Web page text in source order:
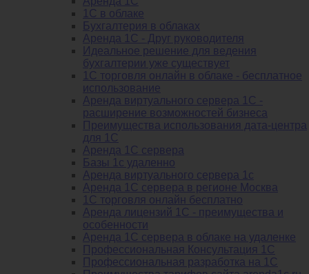
1С в облаке
Бухгалтерия в облаках
Аренда 1С - Друг руководителя
Идеальное решение для ведения
бухгалтерии уже существует
1С торговля онлайн в облаке - бесплатное
использование
Аренда виртуального сервера 1С -
расширение возможностей бизнеса
Преимущества использования дата-центра
для 1С
Аренда 1С сервера
Базы 1с удаленно
Аренда виртуального сервера 1с
Аренда 1С сервера в регионе Москва
1С торговля онлайн бесплатно
Аренда лицензий 1С - преимущества и
особенности
Аренда 1С сервера в облаке на удаленке
Профессиональная Консультация 1С
Профессиональная разработка на 1С